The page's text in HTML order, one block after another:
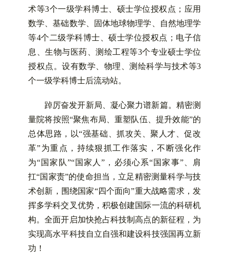
术等3个一级学科博士、硕士学位授权点；应用
数学、基础数学、固体地球物理学、自然地理学
等4个二级学科博士、硕士学位授权点；电子信
息、生物与医药、测绘工程等3个专业硕士学位
授权点。设有数学、物理、测绘科学与技术等3
个一级学科博士后流动站。
踔厉奋发开新局、凝心聚力谱新篇。精密测
量院将按照“聚焦布局、重塑队伍、提升效能”的
总体思路，以“强基础、抓攻关、聚人才、促改
革”为重点，持续狠抓工作落实，不断强化作
为“国家队”“国家人”，必须心系“国家事”、肩
扛“国家责”的使命担当，立足精密测量科学与技
术创新，围绕国家“四个面向”重大战略需求，发
挥多学科交叉优势，积极创建国际一流的科研机
构。全面开启加快抢占科技制高点的新征程，为
实现高水平科技自立自强和建设科技强国再立新
功！